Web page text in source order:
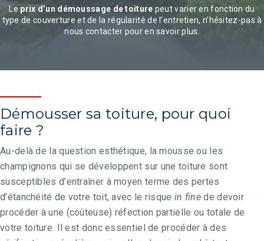
Le prix d’un démoussage de toiture peut varier en fonction du
type de couverture et de la régularité de l’entretien, n’hésitez-pas à
nous contacter pour en savoir plus.
Démousser sa toiture, pour quoi
faire ?
Au-delà de la question esthétique, la mousse ou les
champignons qui se développent sur une toiture sont
susceptibles d’entraîner à moyen terme des pertes
d’étanchéité de votre toit, avec le risque in fine de devoir
procéder à une (coûteuse) réfection partielle ou totale de
votre toiture. Il est donc essentiel de procéder à des